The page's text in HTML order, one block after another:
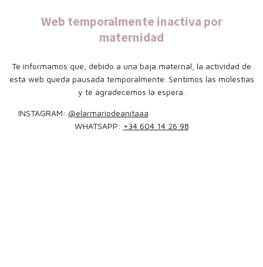
Web temporalmente inactiva por
maternidad
Te informamos que, debido a una baja maternal, la actividad de
esta web queda pausada temporalmente. Sentimos las molestias
y te agradecemos la espera.
INSTAGRAM: @elarmariodeanitaaa
WHATSAPP: +34 604 14 26 98